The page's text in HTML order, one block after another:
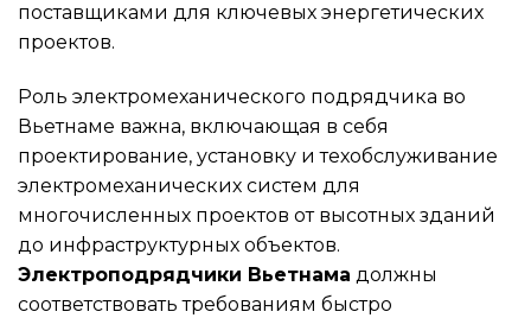
поставщиками для ключевых энергетических
проектов.
Роль электромеханического подрядчика во
Вьетнаме важна, включающая в себя
проектирование, установку и техобслуживание
электромеханических систем для
многочисленных проектов от высотных зданий
до инфраструктурных объектов.
Электроподрядчики Вьетнама должны
соответствовать требованиям быстро